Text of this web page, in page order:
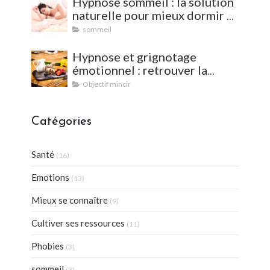
naturelle pour mieux dormir et
vaincre les insomnies
sommeil
Hypnose et grignotage
émotionnel : retrouver la
satiété et l'équilibre
Objectif mincir
Catégories
Santé (16)
Emotions (13)
Mieux se connaître (9)
Cultiver ses ressources (11)
Phobies (3)